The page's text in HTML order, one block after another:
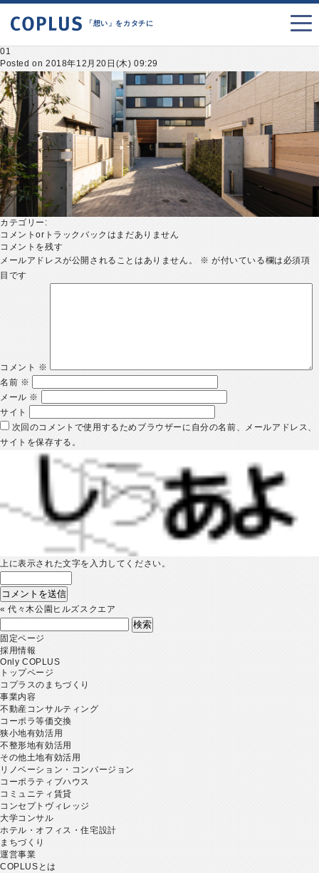
「想い」をカタチに
01
Posted on 2018年12月20日(木) 09:29
カテゴリー:
コメントorトラックバックはまだありません
コメントを残す
メールアドレスが公開されることはありません。
※ が付いている欄は必須項
目です
コメント ※
名前 ※
メール ※
サイト
次回のコメントで使用するためブラウザーに自分の名前、メールアドレス、
サイトを保存する。
上に表示された文字を入力してください。
«代々木公園ヒルズスクエア
索:
固定ページ
採用情報
Only COPLUS
トップページ
コプラスのまちづくり
事業内容
不動産コンサルティング
コーポラ等価交換
狭小地有効活用
不整形地有効活用
その他土地有効活用
リノベーション・コンバージョン
コーポラティブハウス
コミュニティ賃貸
コンセプトヴィレッジ
大学コンサル
ホテル・オフィス・住宅設計
まちづくり
運営事業
COPLUSとは